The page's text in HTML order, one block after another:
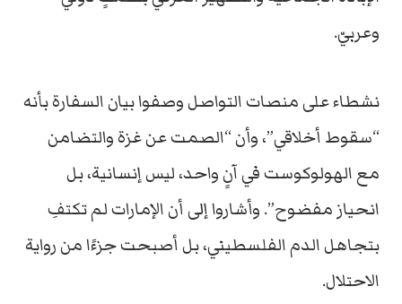
وعربيّ.
نشطاء على منصات التواصل وصفوا بيان السفارة بأنه
“سقوط أخلاقي”، وأن “الصمت عن غزة والتضامن
مع الهولوكوست في آنٍ واحد، ليس إنسانية، بل
انحياز مفضوح”. وأشاروا إلى أن الإمارات لم تكتفِ
بتجاهل الدم الفلسطيني، بل أصبحت جزءًا من رواية
الاحتلال.